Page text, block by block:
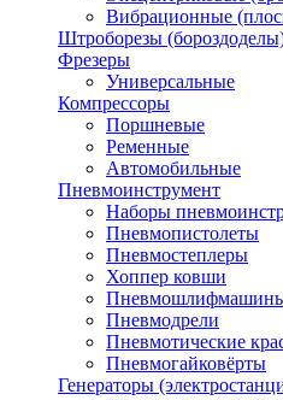
Вибрационные
Штроборезы
Фрезеры
Универсальные
Компрессоры
Поршневые
Ременные
Автомобильные
Пневмоинструмент
Наборы
Пневмопистолеты
Пневмостеплеры
Хоппер ковши
Пневмодрели
Пневмотические
Пневмогайковёрты
Генераторы